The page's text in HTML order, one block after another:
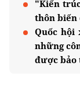
"Kiến
thôn biến
Quốc hội
những
được bảo